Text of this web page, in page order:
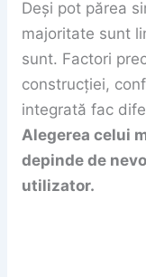
Deși pot părea
majoritate sunt
sunt. Factori
construcției,
integrată fac
Alegerea celui
depinde de
utilizator.